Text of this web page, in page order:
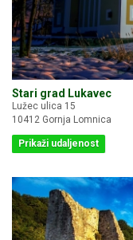
Stari grad Lukavec
Lužec ulica 15
10412 Gornja Lomnica
Prikaži udaljenost